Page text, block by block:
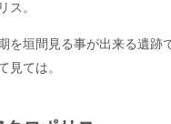
ス。
を垣間見る事が出来る遺跡
見ては。